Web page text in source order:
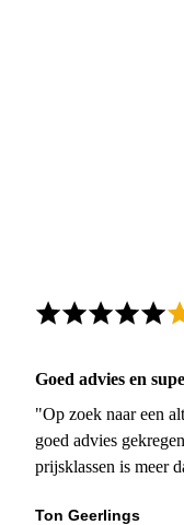
Goed advies en
"Op zoek naar een
goed advies
prijsklassen is meer
Ton Geerlings